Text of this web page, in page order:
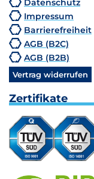
Impressum
Barrierefreiheit
AGB (B2C)
AGB (B2B)
Vertrag widerrufen
Zertifikate